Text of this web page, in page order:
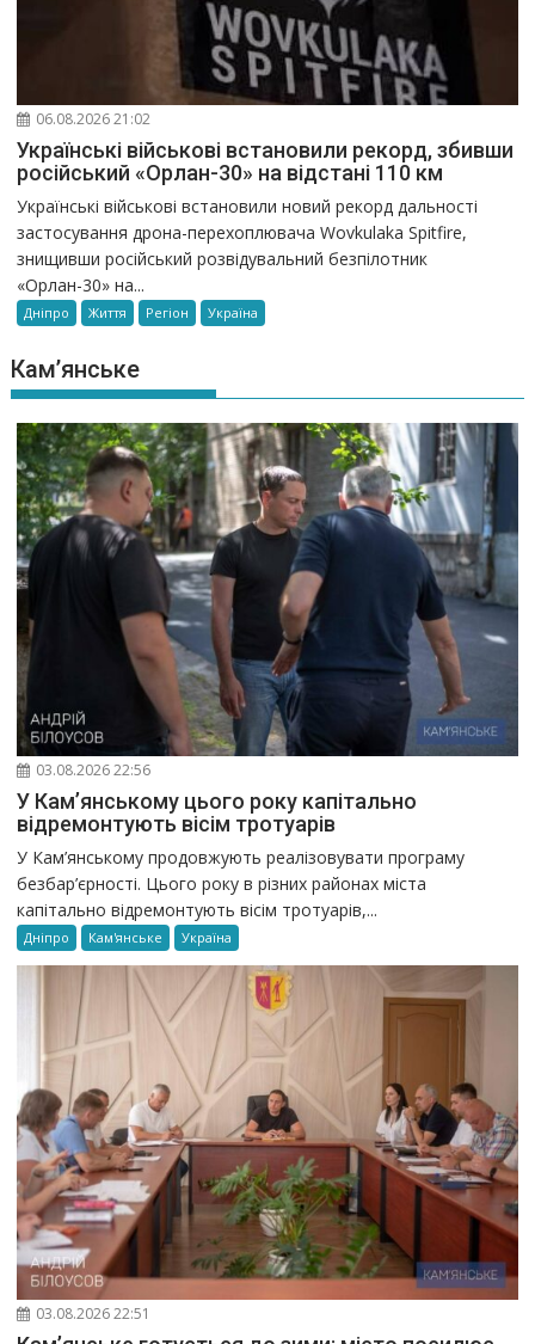
06.08.2026 21:02
Українські військові встановили рекорд, збивши
російський «Орлан-30» на відстані 110 км
Українські військові встановили новий рекорд дальності
застосування дрона-перехоплювача Wovkulaka Spitfire,
знищивши російський розвідувальний безпілотник
«Орлан-30» на...
Дніпро Життя Регіон Україна
Кам’янське
03.08.2026 22:56
У Кам’янському цього року капітально
відремонтують вісім тротуарів
У Кам’янському продовжують реалізовувати програму
безбар’єрності. Цього року в різних районах міста
капітально відремонтують вісім тротуарів,...
Дніпро Кам'янське Україна
03.08.2026 22:51